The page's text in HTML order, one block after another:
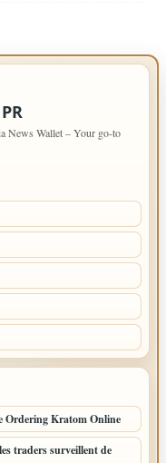
News Wallet – Your go-to
Ordering Kratom Online
traders surveillent de